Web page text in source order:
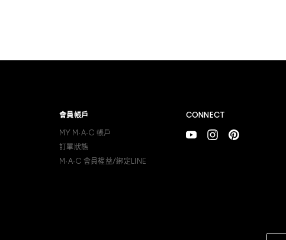
會員帳戶
MY M·A·C 帳戶
訂單狀態
M·A·C 會員權益/綁定LINE
CONNECT